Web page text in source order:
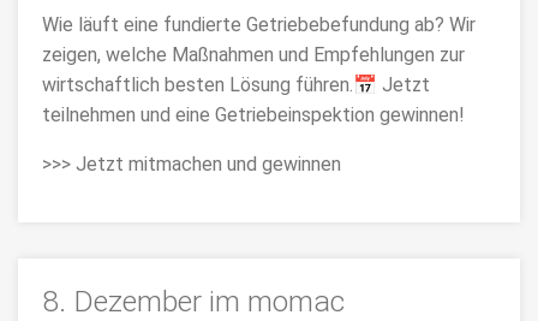
Wie läuft eine fundierte Getriebebefundung ab? Wir
zeigen, welche Maßnahmen und Empfehlungen zur
wirtschaftlich besten Lösung führen.📅 Jetzt
teilnehmen und eine Getriebeinspektion gewinnen!
>>> Jetzt mitmachen und gewinnen
8. Dezember im momac